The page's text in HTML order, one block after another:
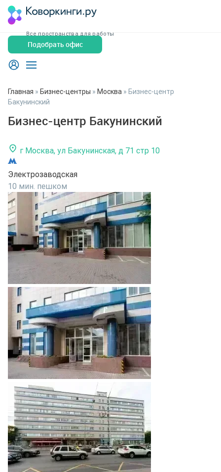
Все пространства для работы
Подобрать офис
Главная » Бизнес-центры » Москва » Бизнес-центр
Бакунинский
Бизнес-центр Бакунинский
г Москва, ул Бакунинская, д 71 стр 10
Электрозаводская
10 мин. пешком